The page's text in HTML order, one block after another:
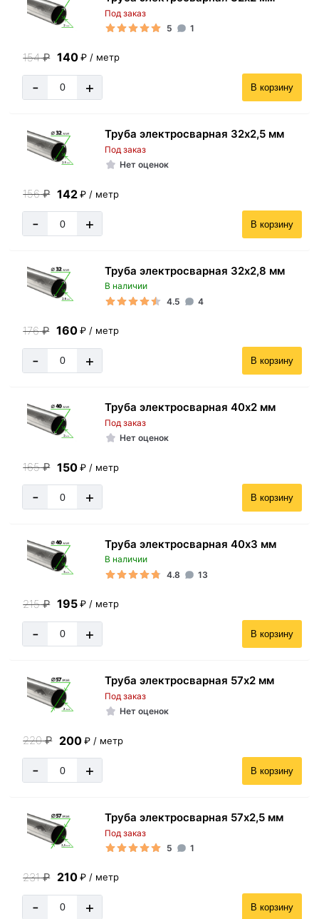
Под заказ
5
1
154₽ 140 ₽ / метр
- + В корзину
Труба электросварная 32х2,5 мм
Под заказ
Нет оценок
156₽ 142 ₽ / метр
- + В корзину
Труба электросварная 32х2,8 мм
В наличии
4.5
4
176₽ 160 ₽ / метр
- + В корзину
Труба электросварная 40х2 мм
Под заказ
Нет оценок
165₽ 150 ₽ / метр
- + В корзину
Труба электросварная 40х3 мм
В наличии
4.8
13
215₽ 195 ₽ / метр
- + В корзину
Труба электросварная 57х2 мм
Под заказ
Нет оценок
220₽ 200 ₽ / метр
- + В корзину
Труба электросварная 57х2,5 мм
Под заказ
5
1
231₽ 210 ₽ / метр
- + В корзину